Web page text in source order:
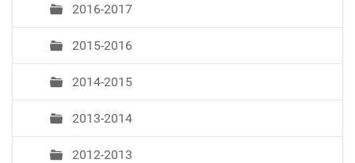
2016-2017
2015-2016
2014-2015
2013-2014
2012-2013